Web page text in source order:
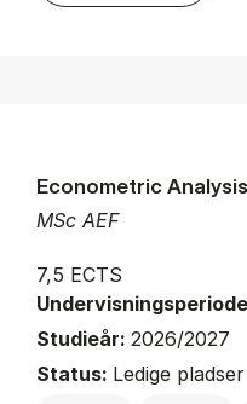
MSc AEF
Econometric
7,5 ECTS
Studieår: 2026/2027
Status: Ledige pladser